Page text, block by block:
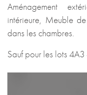
Aménagement
intérieure, Meuble
dans les chambres.
Sauf pour les lots